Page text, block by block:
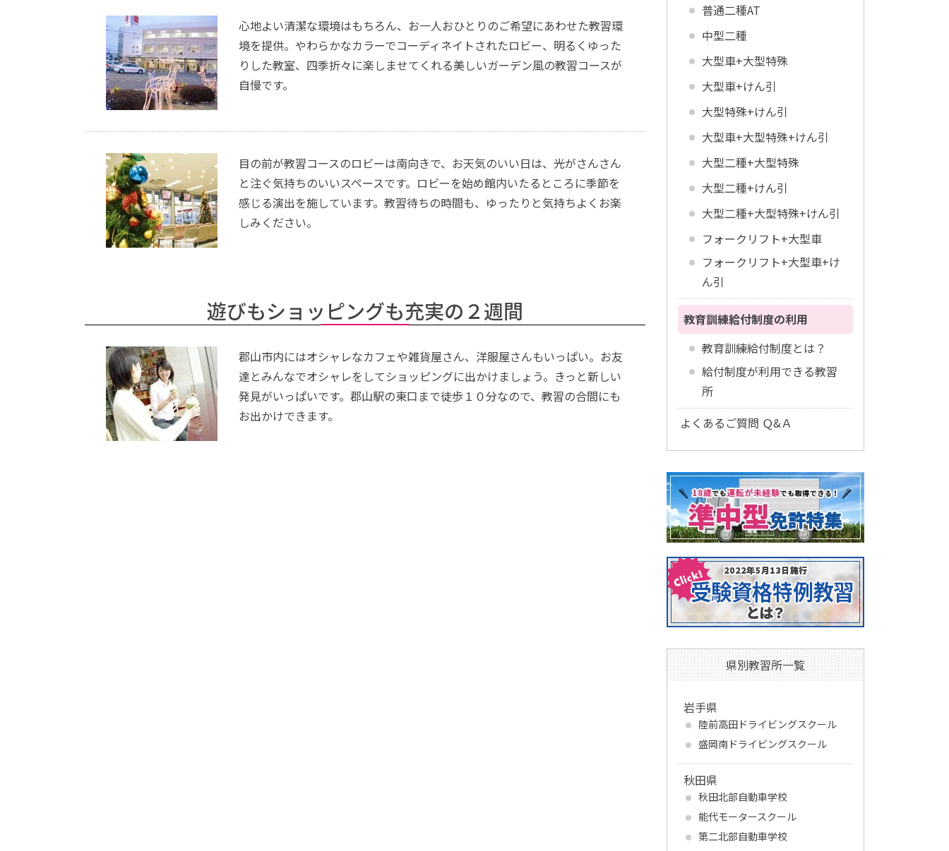
心地よい清潔な環境はもちろん、お一人おひとりのご希望にあわせた教習環
境を提供。やわらかなカラーでコーディネイトされたロビー、明るくゆった
りした教室、四季折々に楽しませてくれる美しいガーデン風の教習コースが
自慢です。
目の前が教習コースのロビーは南向きで、お天気のいい日は、光がさんさん
と注ぐ気持ちのいいスペースです。ロビーを始め館内いたるところに季節を
感じる演出を施しています。教習待ちの時間も、ゆったりと気持ちよくお楽
しみください。
遊びもショッピングも充実の２週間
郡山市内にはオシャレなカフェや雑貨屋さん、洋服屋さんもいっぱい。お友
達とみんなでオシャレをしてショッピングに出かけましょう。きっと新しい
発見がいっぱいです。郡山駅の東口まで徒歩１０分なので、教習の合間にも
お出かけできます。
普通二種AT
中型二種
大型車+大型特殊
大型車+けん引
大型特殊+けん引
大型車+大型特殊+けん引
大型二種+大型特殊
大型二種+けん引
大型二種+大型特殊+けん引
フォークリフト+大型車
フォークリフト+大型車+け
ん引
教育訓練給付制度の利用
教育訓練給付制度とは？
給付制度が利用できる教習
所
よくあるご質問 Ｑ&Ａ
県別教習所一覧
岩手県
陸前高田ドライビングスクール
盛岡南ドライビングスクール
秋田県
秋田北部自動車学校
能代モータースクール
第二北部自動車学校